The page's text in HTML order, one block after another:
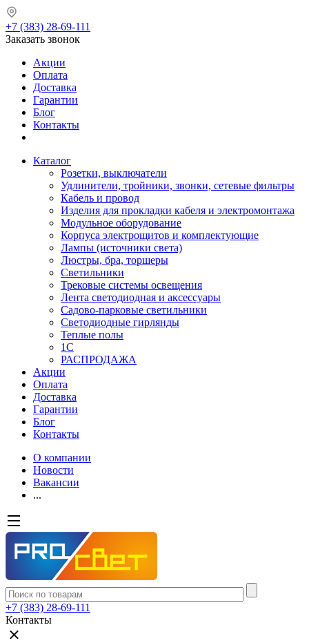
+7 (383) 28-69-111
Заказать звонок
Акции
Оплата
Доставка
Гарантии
Блог
Контакты
Каталог
Розетки, выключатели
Удлинители, тройники, звонки, сетевые фильтры
Кабель и провод
Изделия для прокладки кабеля и электромонтажа
Модульное оборудование
Корпуса электрощитов и комплектующие
Лампы (источники света)
Люстры, бра, торшеры
Светильники
Трековые системы освещения
Лента светодиодная и аксессуары
Садово-парковые светильники
Светодиодные гирлянды
Теплые полы
1С
РАСПРОДАЖА
Акции
Оплата
Доставка
Гарантии
Блог
Контакты
О компании
Новости
Вакансии
...
+7 (383) 28-69-111
Контакты